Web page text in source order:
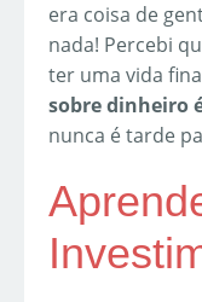
era coisa de
nada! Percebi
ter uma vida
sobre dinheiro
nunca é tarde